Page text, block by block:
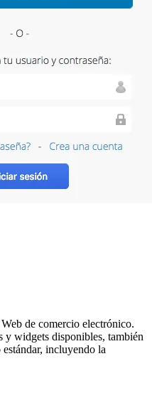
de comercio electrónico.
y widgets disponibles, también
incluyendo la